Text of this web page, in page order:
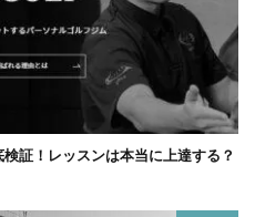
証！レッスンは本当に上達する？